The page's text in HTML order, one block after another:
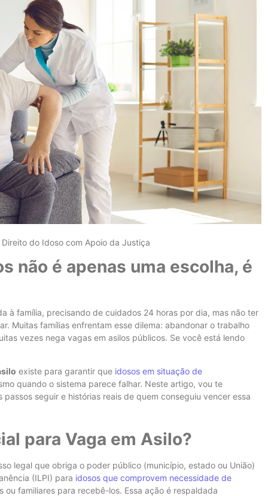
do Idoso com Apoio da Justiça
não é apenas uma escolha, é
à família, precisando de cuidados 24 horas por dia, mas não ter
Muitas famílias enfrentam esse dilema: abandonar o trabalho
vezes nega vagas em asilos públicos. Se você está lendo
existe para garantir que idosos em situação de
quando o sistema parece falhar. Neste artigo, vou te
passos seguir e histórias reais de quem conseguiu vencer essa
para Vaga em Asilo?
legal que obriga o poder público (município, estado ou União)
(ILPI) para idosos que comprovem necessidade de
familiares para recebê-los. Essa ação é respaldada